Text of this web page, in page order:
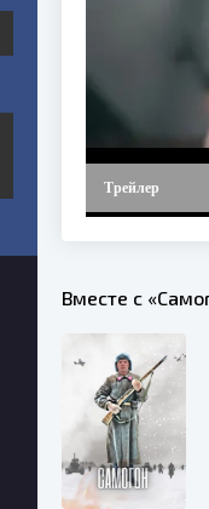
Трейлер
Вместе с